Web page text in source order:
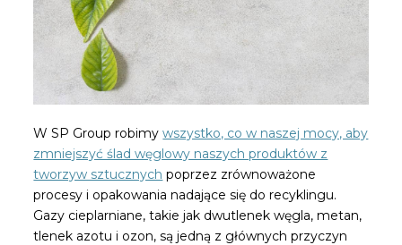
W SP Group robimywszystko, co w naszej mocy, aby
zmniejszyć ślad węglowy naszych produktów z
tworzyw sztucznych poprzez zrównoważone
procesy i opakowania nadające się do recyklingu.
Gazy cieplarniane, takie jak dwutlenek węgla, metan,
tlenek azotu i ozon, są jedną z głównych przyczyn